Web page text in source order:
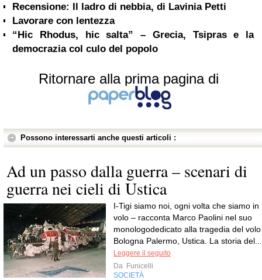
Recensione: Il ladro di nebbia, di Lavinia Petti
Lavorare con lentezza
“Hic Rhodus, hic salta” – Grecia, Tsipras e la
democrazia col culo del popolo
Ritornare alla prima pagina di
Possono interessarti anche questi articoli :
Ad un passo dalla guerra – scenari di
guerra nei cieli di Ustica
I-Tigi siamo noi, ogni volta che siamo in
volo – racconta Marco Paolini nel suo
monologodedicato alla tragedia del volo
Bologna Palermo, Ustica. La storia del...
Leggere il seguito
Da Funicelli
SOCIETÀ